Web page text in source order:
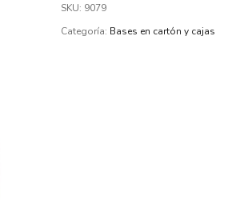
SKU: 9079
Categoría: Bases en cartón y cajas